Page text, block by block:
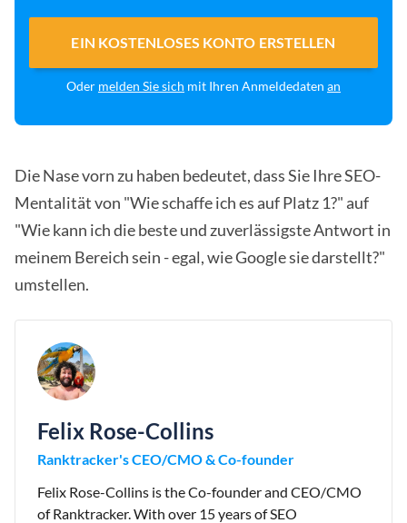
EIN KOSTENLOSES KONTO ERSTELLEN
Oder melden Sie sich mit Ihren Anmeldedaten an
Die Nase vorn zu haben bedeutet, dass Sie Ihre SEO-
Mentalität von "Wie schaffe ich es auf Platz 1?" auf
"Wie kann ich die beste und zuverlässigste Antwort in
meinem Bereich sein - egal, wie Google sie darstellt?"
umstellen.
Felix Rose-Collins
Ranktracker's CEO/CMO & Co-founder
Felix Rose-Collins is the Co-founder and CEO/CMO
of Ranktracker. With over 15 years of SEO